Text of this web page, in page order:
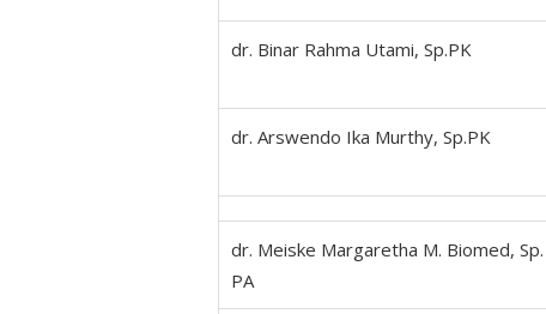
dr. Binar Rahma Utami, Sp.PK
dr. Arswendo Ika Murthy, Sp.PK
dr. Meiske Margaretha M. Biomed, Sp.
PA